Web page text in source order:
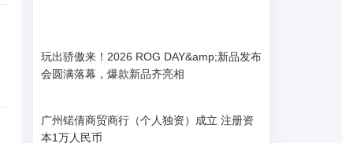
玩出骄傲来！2026 ROG DAY&amp;新品发布
会圆满落幕，爆款新品齐亮相
广州锘倩商贸商行（个人独资）成立 注册资
本1万人民币